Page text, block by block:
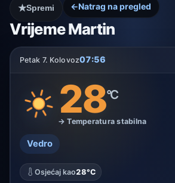
←Natrag na pregled
Vrijeme Martin
★Spremi
Petak 7. Kolovoz07:56
28°C
→ Temperatura stabilna
Vedro
Osjećaj kao28°C